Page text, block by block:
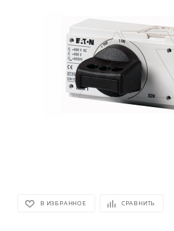
В ИЗБРАННОЕ СРАВНИТЬ